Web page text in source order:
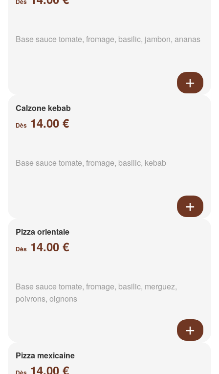
Base sauce tomate, fromage, basilic, jambon, ananas
Calzone kebab
Dès 14.00 €
Base sauce tomate, fromage, basilic, kebab
Pizza orientale
Dès 14.00 €
Base sauce tomate, fromage, basilic, merguez,
poivrons, oignons
Pizza mexicaine
14.00 €